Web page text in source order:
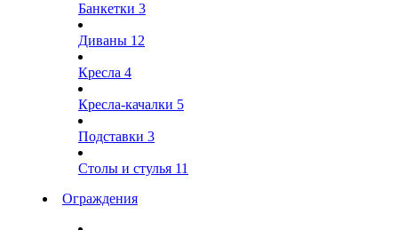
Банкетки 3
Диваны 12
Кресла 4
Кресла-качалки 5
Подставки 3
Столы и стулья 11
Ограждения